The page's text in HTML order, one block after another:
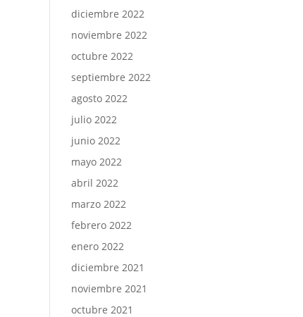
diciembre 2022
noviembre 2022
octubre 2022
septiembre 2022
agosto 2022
julio 2022
junio 2022
mayo 2022
abril 2022
marzo 2022
febrero 2022
enero 2022
diciembre 2021
noviembre 2021
octubre 2021